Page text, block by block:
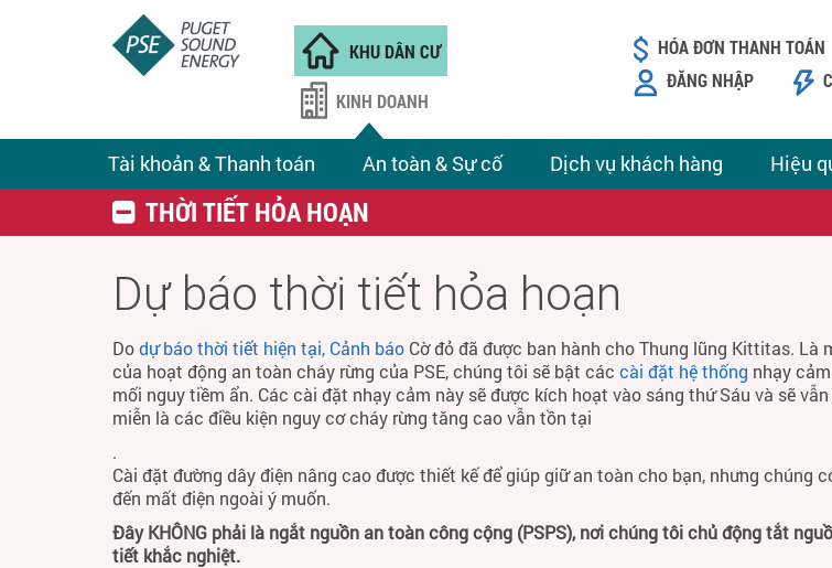
KHU DÂN CƯ
Tài khoản & Thanh toán An toàn & Sự cố Dịch vụ khách hàng Hiệu
KINH DOANH
HÓA ĐƠN THANH TOÁN
ĐĂNG NHẬP
THỜI TIẾT HỎA HOẠN
Dự báo thời tiết hỏa hoạn
Dodự báo thời tiết hiện tại, Cảnh báo Cờ đỏ đã được ban hành cho Thung lũng Kittitas. Là
của hoạt động an toàn cháy rừng của PSE, chúng tôi sẽ bật các cài đặt hệ thống nhạy
mối nguy tiềm ẩn. Các cài đặt nhạy cảm này sẽ được kích hoạt vào sáng thứ Sáu và sẽ
miễn là các điều kiện nguy cơ cháy rừng tăng cao vẫn tồn tại
.
Cài đặt đường dây điện nâng cao được thiết kế để giúp giữ an toàn cho bạn, nhưng chúng
đến mất điện ngoài ý muốn.
Đây KHÔNG phải là ngắt nguồn an toàn công cộng (PSPS), nơi chúng tôi chủ động tắt
tiết khắc nghiệt.